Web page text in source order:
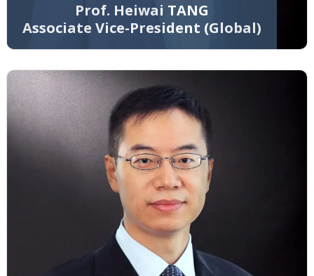
Prof. Heiwai TANG
Associate Vice-President (Global)